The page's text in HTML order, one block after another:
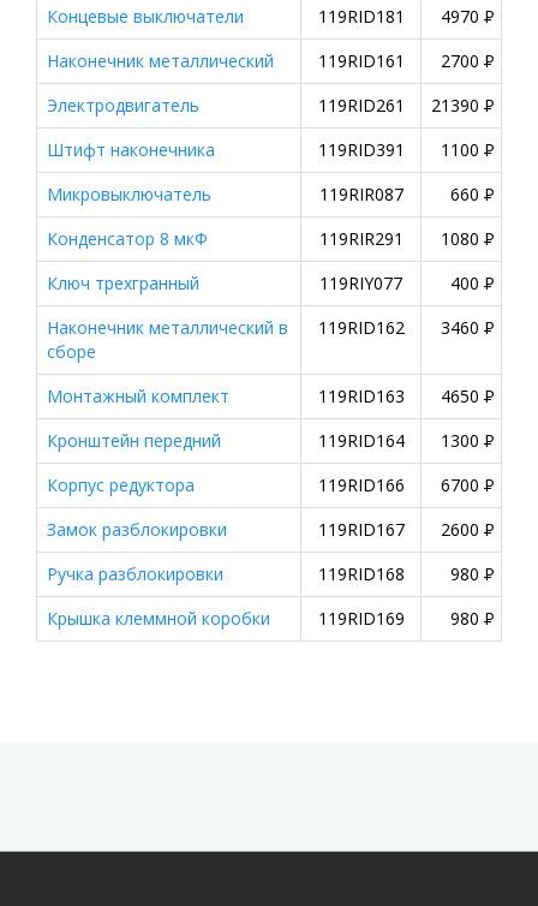
Концевые выключатели
119RID181 4970P
Наконечник металлический
119RID161 2700P
Электродвигатель
119RID261 21390P
Штифт наконечника
119RID391 1100P
Микровыключатель
119RIR087 660P
Конденсатор 8 мкФ
119RIR291 1080P
Ключ трехгранный
119RIY077 400P
Наконечник металлический в
сборе
119RID162 3460P
Монтажный комплект 119RID163 4650P
Кронштейн передний
119RID164 1300P
Корпус редуктора
119RID166 6700P
Замок разблокировки
119RID167 2600P
Ручка разблокировки
119RID168 980P
Крышка клеммной коробки
119RID169 980P